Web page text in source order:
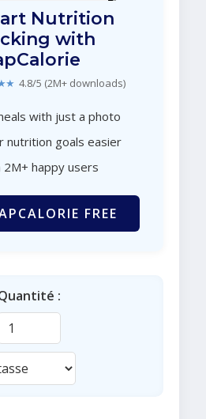
Nutrition
with
4.8/5 (2M+ downloads)
with just a photo
nutrition goals easier
2M+ happy users
FREE
: